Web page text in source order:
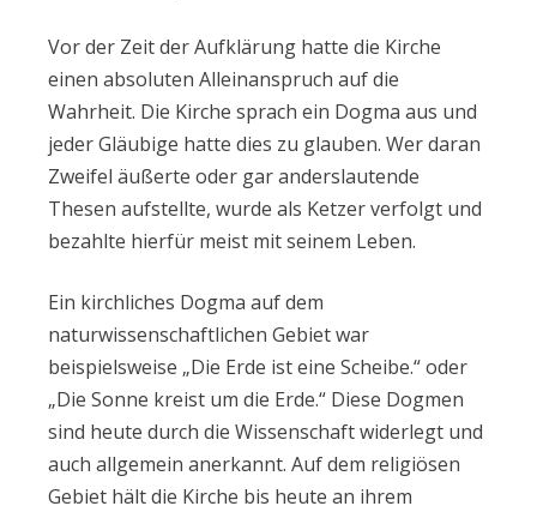
Vor der Zeit der Aufklärung hatte die Kirche
einen absoluten Alleinanspruch auf die
Wahrheit. Die Kirche sprach ein Dogma aus und
jeder Gläubige hatte dies zu glauben. Wer daran
Zweifel äußerte oder gar anderslautende
Thesen aufstellte, wurde als Ketzer verfolgt und
bezahlte hierfür meist mit seinem Leben.
Ein kirchliches Dogma auf dem
naturwissenschaftlichen Gebiet war
beispielsweise „Die Erde ist eine Scheibe.“ oder
„Die Sonne kreist um die Erde.“ Diese Dogmen
sind heute durch die Wissenschaft widerlegt und
auch allgemein anerkannt. Auf dem religiösen
Gebiet hält die Kirche bis heute an ihrem